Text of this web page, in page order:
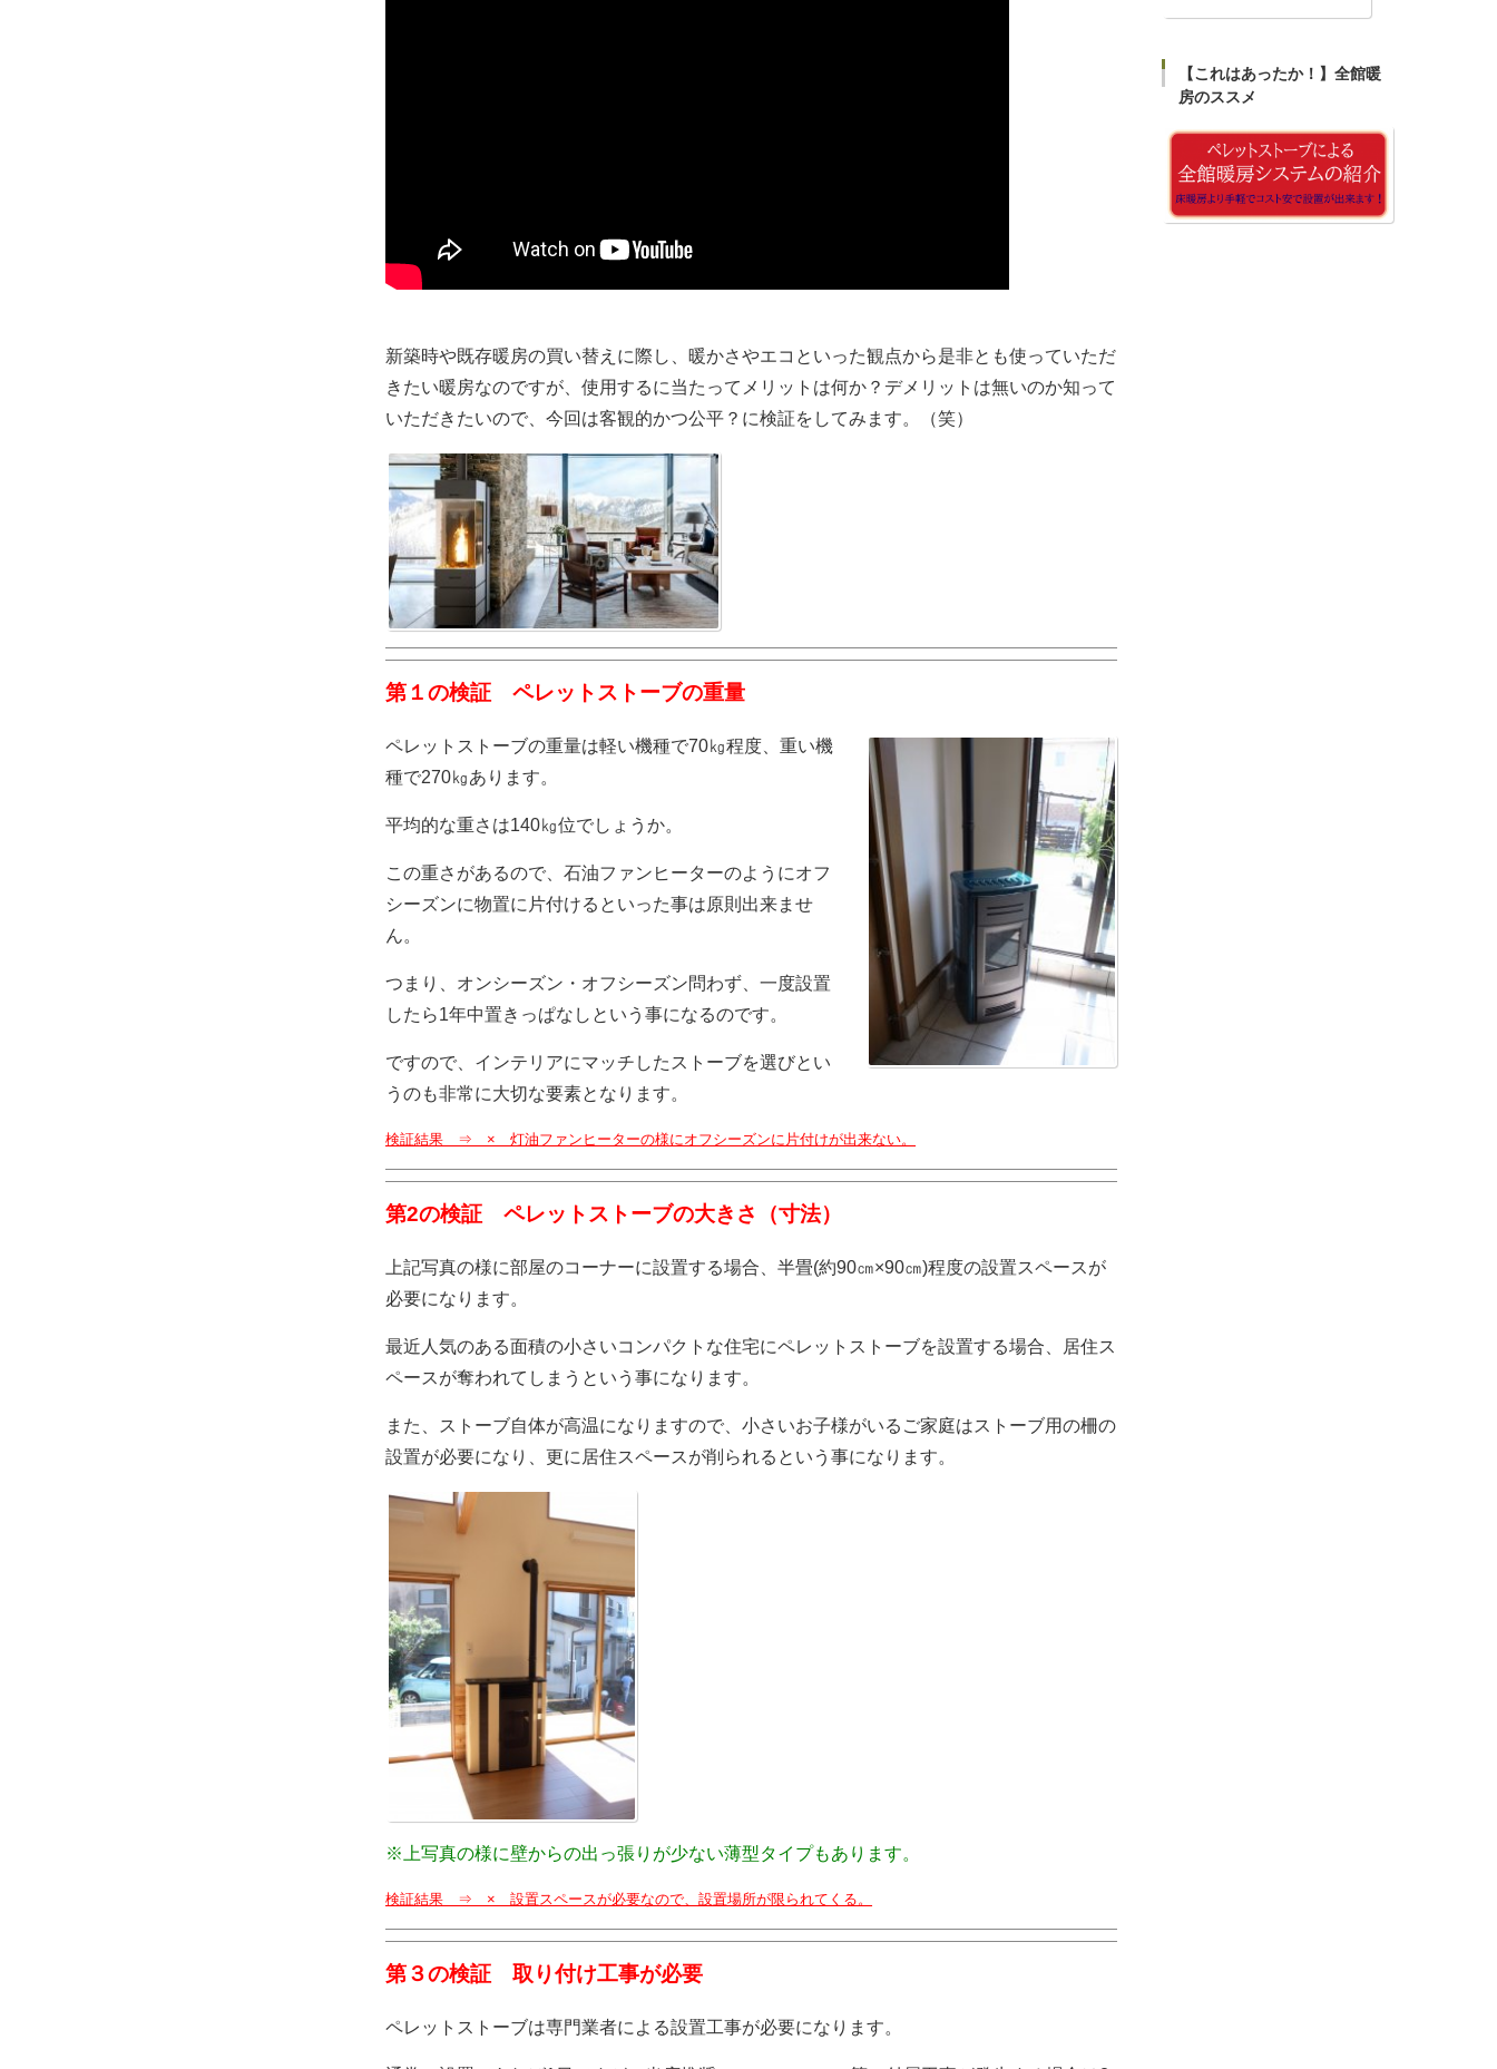
新築時や既存暖房の買い替えに際し、暖かさやエコといった観点から是非とも使っていただ
きたい暖房なのですが、使用するに当たってメリットは何か？デメリットは無いのか知って
いただきたいので、今回は客観的かつ公平？に検証をしてみます。（笑）
第１の検証 ペレットストーブの重量
ペレットストーブの重量は軽い機種で70㎏程度、重い機
種で270㎏あります。
平均的な重さは140㎏位でしょうか。
この重さがあるので、石油ファンヒーターのようにオフ
シーズンに物置に片付けるといった事は原則出来ませ
ん。
つまり、オンシーズン・オフシーズン問わず、一度設置
したら1年中置きっぱなしという事になるのです。
ですので、インテリアにマッチしたストーブを選びとい
うのも非常に大切な要素となります。
検証結果 ⇒ × 灯油ファンヒーターの様にオフシーズンに片付けが出来ない。
第2の検証 ペレットストーブの大きさ（寸法）
上記写真の様に部屋のコーナーに設置する場合、半畳(約90㎝×90㎝)程度の設置スペースが
必要になります。
最近人気のある面積の小さいコンパクトな住宅にペレットストーブを設置する場合、居住ス
ペースが奪われてしまうという事になります。
また、ストーブ自体が高温になりますので、小さいお子様がいるご家庭はストーブ用の柵の
設置が必要になり、更に居住スペースが削られるという事になります。
※上写真の様に壁からの出っ張りが少ない薄型タイプもあります。
検証結果 ⇒ × 設置スペースが必要なので、設置場所が限られてくる。
第３の検証 取り付け工事が必要
ペレットストーブは専門業者による設置工事が必要になります。
【これはあったか！】全館暖
房のススメ